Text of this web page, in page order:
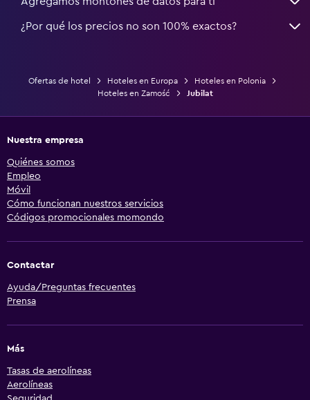
¿Por qué los precios no son 100% exactos?
Ofertas de hotel Hoteles en Europa
Hoteles en Polonia
Hoteles en Zamość
Jubilat
Nuestra empresa
Quiénes somos
Empleo
Móvil
Cómo funcionan nuestros servicios
Códigos promocionales momondo
Contactar
Ayuda/Preguntas frecuentes
Prensa
Más
Tasas de aerolíneas
Aerolíneas